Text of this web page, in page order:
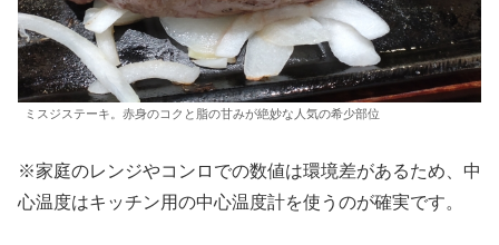
ミスジステーキ。赤身のコクと脂の甘みが絶妙な人気の希少部位
※家庭のレンジやコンロでの数値は環境差があるため、中
心温度はキッチン用の中心温度計を使うのが確実です。